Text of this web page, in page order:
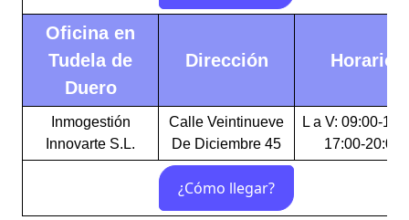
Oficina en
Tudela de
Duero
Dirección Horario
Inmogestión
Innovarte S.L.
Calle Veintinueve
De Diciembre 45
L a V: 09:00-
17:00-20:00